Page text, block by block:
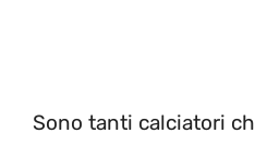
Sono tanti calciatori